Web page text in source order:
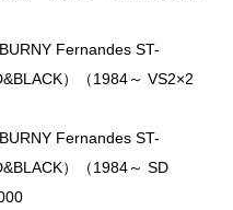
Fernandes ST-
）（1984～ VS2×2
Fernandes ST-
）（1984～ SD